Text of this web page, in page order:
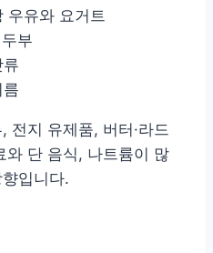
우유와 요거트
부
전지 유제품, 버터·라드
와 단 음식, 나트륨이 많
입니다.